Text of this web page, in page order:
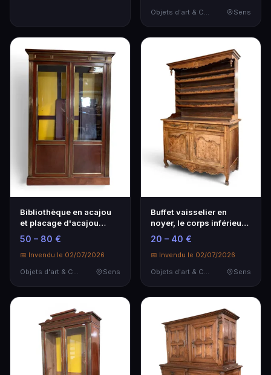
Objets d'art & Curiosités
Sens
Bibliothèque en acajou
et placage d'acajou
ouvrant par deux …
50 – 80 €
📅 Invendu le 02/07/2026
Objets d'art & Curiosités
Sens
Buffet vaisselier en
noyer, le corps inférieur
ouvrant par d…
20 – 40 €
📅 Invendu le 02/07/2026
Objets d'art & Curiosités
Sens